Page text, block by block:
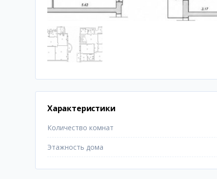
Характеристики
Количество комнат
Этажность дома